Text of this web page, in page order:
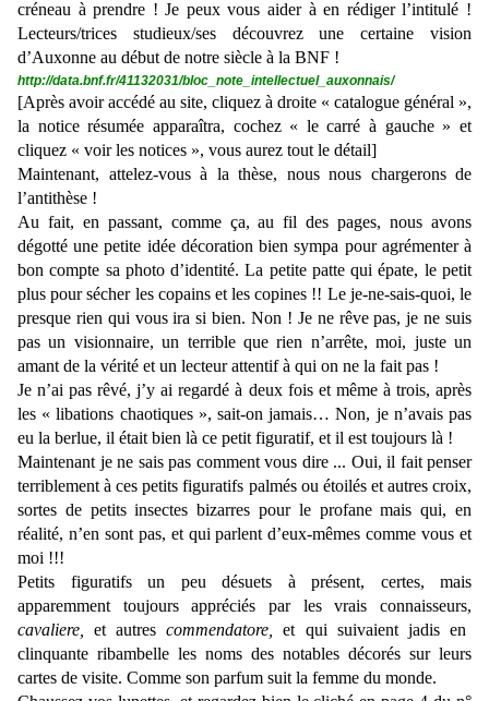
créneau à prendre ! Je peux vous aider à en rédiger l’intitulé !
Lecteurs/trices studieux/ses découvrez une certaine vision
d’Auxonne au début de notre siècle à la BNF !
http://data.bnf.fr/41132031/bloc_note_intellectuel_auxonnais/
[Après avoir accédé au site, cliquez à droite « catalogue général »,
la notice résumée apparaîtra, cochez « le carré à gauche » et
cliquez « voir les notices », vous aurez tout le détail]
Maintenant, attelez-vous à la thèse, nous nous chargerons de
l’antithèse !
Au fait, en passant, comme ça, au fil des pages, nous avons
dégotté une petite idée décoration bien sympa pour agrémenter à
bon compte sa photo d’identité. La petite patte qui épate, le petit
plus pour sécher les copains et les copines !! Le je-ne-sais-quoi, le
presque rien qui vous ira si bien. Non ! Je ne rêve pas, je ne suis
pas un visionnaire, un terrible que rien n’arrête, moi, juste un
amant de la vérité et un lecteur attentif à qui on ne la fait pas !
Je n’ai pas rêvé, j’y ai regardé à deux fois et même à trois, après
les « libations chaotiques », sait-on jamais… Non, je n’avais pas
eu la berlue, il était bien là ce petit figuratif, et il est toujours là !
Maintenant je ne sais pas comment vous dire ... Oui, il fait penser
terriblement à ces petits figuratifs palmés ou étoilés et autres croix,
sortes de petits insectes bizarres pour le profane mais qui, en
réalité, n’en sont pas, et qui parlent d’eux-mêmes comme vous et
moi !!!
Petits figuratifs un peu désuets à présent, certes, mais
apparemment toujours appréciés par les vrais connaisseurs,
cavaliere,et autres commendatore,
et qui suivaient jadis en
clinquante ribambelle les noms des notables décorés sur leurs
cartes de visite. Comme son parfum suit la femme du monde.